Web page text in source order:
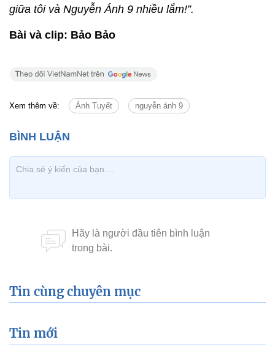
giữa tôi và Nguyễn Ánh 9 nhiều lắm!”.
Bài và clip: Bảo Bảo
Xem thêm về: Ánh Tuyết nguyễn ánh 9
Tin cùng chuyên mục
Tin mới